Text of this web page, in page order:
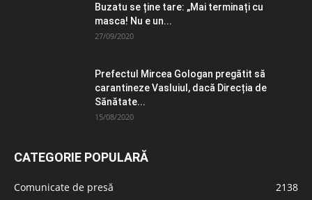
Buzatu se ține tare: „Mai terminați cu
masca! Nu e un...
27/09/2020
Prefectul Mircea Gologan pregătit să
carantineze Vasluiul, dacă Direcția de
Sănătate...
15/08/2020
CATEGORIE POPULARĂ
Comunicate de presă
2138